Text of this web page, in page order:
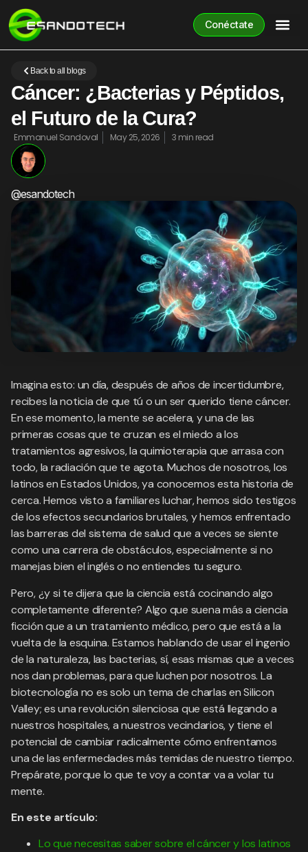
Conéctate
Back to all blogs
Cáncer: ¿Bacterias y Péptidos,
el Futuro de la Cura?
Emmanuel Sandoval May 25, 2026 3 min read
@esandotech
Imagina esto: un día, después de años de incertidumbre,
recibes la noticia de que tú o un ser querido tiene cáncer.
En ese momento, la mente se acelera, y una de las
primeras cosas que te cruzan es el miedo a los
tratamientos agresivos, la quimioterapia que arrasa con
todo, la radiación que te agota. Muchos de nosotros, los
latinos en Estados Unidos, ya conocemos esta historia de
cerca. Hemos visto a familiares luchar, hemos sido testigos
de los efectos secundarios brutales, y hemos enfrentado
las barreras del sistema de salud que a veces se siente
como una carrera de obstáculos, especialmente si no
manejas bien el inglés o no entiendes tu seguro.
Pero, ¿y si te dijera que la ciencia está cocinando algo
completamente diferente? Algo que suena más a ciencia
ficción que a un tratamiento médico, pero que está a la
vuelta de la esquina. Estamos hablando de usar el ingenio
de la naturaleza, las bacterias, sí, esas mismas que a veces
nos dan problemas, para que luchen por nosotros. La
biotecnología no es solo un tema de charlas en Silicon
Valley; es una revolución silenciosa que está llegando a
nuestros hospitales, a nuestros vecindarios, y tiene el
potencial de cambiar radicalmente cómo enfrentamos
una de las enfermedades más temidas de nuestro tiempo.
Prepárate, porque lo que te voy a contar va a volar tu
mente.
En este artículo:
Lo que necesitas saber sobre el cáncer y los latinos